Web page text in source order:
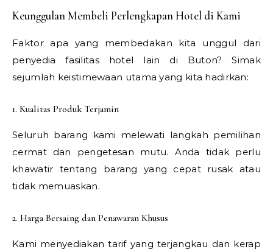
Keunggulan Membeli Perlengkapan Hotel di Kami
Faktor apa yang membedakan kita unggul dari
penyedia fasilitas hotel lain di Buton? Simak
sejumlah keistimewaan utama yang kita hadirkan:
1. Kualitas Produk Terjamin
Seluruh barang kami melewati langkah pemilihan
cermat dan pengetesan mutu. Anda tidak perlu
khawatir tentang barang yang cepat rusak atau
tidak memuaskan.
2. Harga Bersaing dan Penawaran Khusus
Kami menyediakan tarif yang terjangkau dan kerap